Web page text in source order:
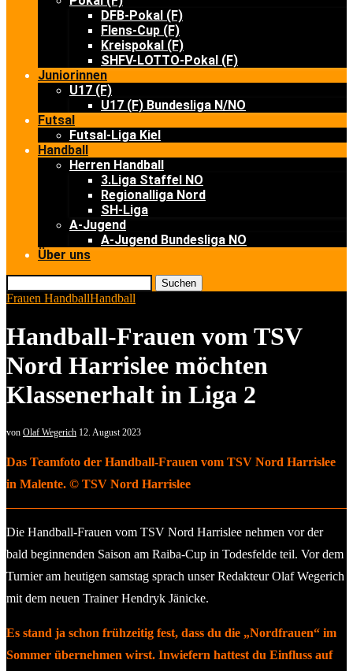
DFB-Pokal (F)
Flens-Cup (F)
Kreispokal (F)
SHFV-LOTTO-Pokal (F)
Juniorinnen
U17 (F)
U17 (F) Bundesliga N/NO
Futsal
Futsal-Liga Kiel
Handball
Herren Handball
3.Liga Staffel NO
Regionalliga Nord
SH-Liga
A-Jugend
A-Jugend Bundesliga NO
Über uns
Suchen
Frauen HandballHandball
Handball-Frauen vom TSV
Nord Harrislee möchten
Klassenerhalt in Liga 2
von Olaf Wegerich 12. August 2023
Das Teamfoto der Handball-Frauen vom TSV Nord Harrislee
in Malente. © TSV Nord Harrislee
Die Handball-Frauen vom TSV Nord Harrislee nehmen vor der
bald beginnenden Saison am Raiba-Cup in Todesfelde teil. Vor dem
Turnier am heutigen samstag sprach unser Redakteur Olaf Wegerich
mit dem neuen Trainer Hendryk Jänicke.
Es stand ja schon frühzeitig fest, dass du die „Nordfrauen“ im
Sommer übernehmen wirst. Inwiefern hattest du Einfluss auf